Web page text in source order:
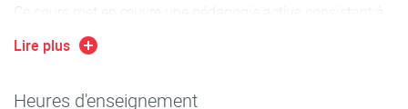
Ce cours met en œuvre une pédagogie active consistant à
réaliser des tableaux de bord statistiques ou de gestion
avec Tableau et PowerBI tout en découvrant le cycle de
Lire plus
Heures d'enseignement